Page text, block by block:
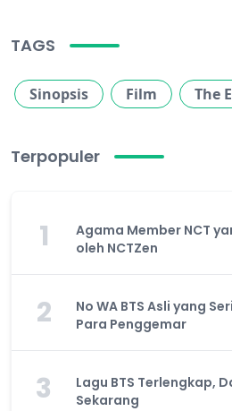
TAGS
Sinopsis Film The
Terpopuler
1
Agama Member NCT
oleh NCTZen
2
No WA BTS Asli yang
Para Penggemar
3
Lagu BTS Terlengkap,
Sekarang